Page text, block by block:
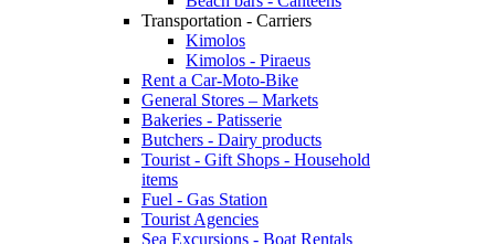
Transportation - Carriers
Kimolos
Kimolos - Piraeus
Rent a Car-Moto-Bike
General Stores – Markets
Bakeries - Patisserie
Butchers - Dairy products
Tourist - Gift Shops - Household
items
Fuel - Gas Station
Tourist Agencies
Sea Excursions - Boat Rentals